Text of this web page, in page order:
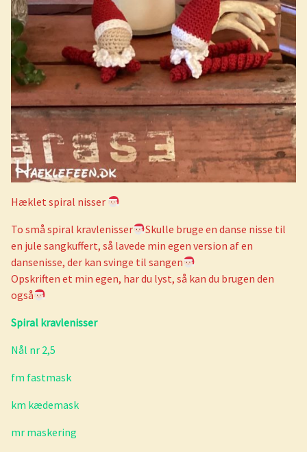
Hæklet spiral nisser
To små spiral kravlenisser
Skulle bruge en danse nisse til
en jule sangkuffert, så lavede min egen version af en
dansenisse, der kan svinge til sangen
Opskriften et min egen, har du lyst, så kan du brugen den
også
Spiral kravlenisser
Nål nr 2,5
fm fastmask
km kædemask
mr maskering